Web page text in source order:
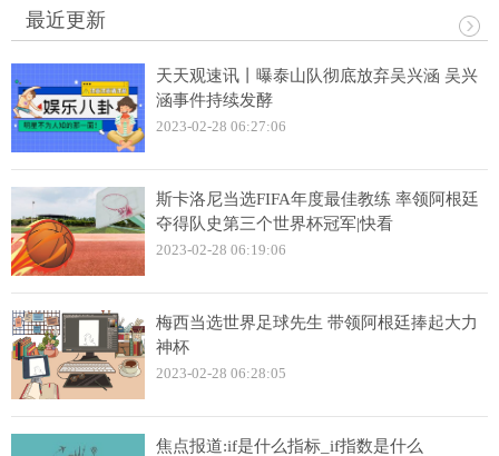
最近更新
天天观速讯丨曝泰山队彻底放弃吴兴涵 吴兴
涵事件持续发酵
2023-02-28 06:27:06
斯卡洛尼当选FIFA年度最佳教练 率领阿根廷
夺得队史第三个世界杯冠军|快看
2023-02-28 06:19:06
梅西当选世界足球先生 带领阿根廷捧起大力
神杯
2023-02-28 06:28:05
焦点报道:if是什么指标_if指数是什么